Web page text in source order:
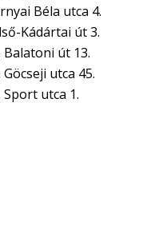
Béla utca 4.
Kádártai út 3.
Balatoni út 13.
utca 45.
utca 1.